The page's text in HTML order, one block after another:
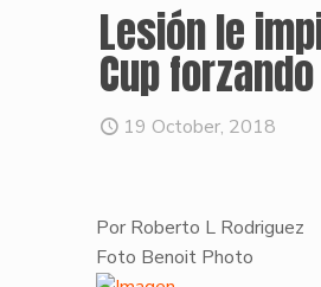
Lesión le
Cup
19 October, 2018
Por Roberto L Rodriguez
​Foto Benoit Photo